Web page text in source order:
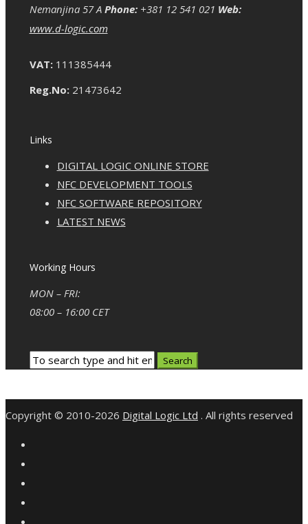
Nemanjina 57 A Phone:+381 12 541 021 Web:
www.d-logic.com
VAT:111385444
Reg.No:21473642
Links
DIGITAL LOGIC ONLINE STORE
NFC DEVELOPMENT TOOLS
NFC SOFTWARE REPOSITORY
LATEST NEWS
Working Hours
MON – FRI:
08:00 – 16:00 CET
Copyright © 2010-2026 Digital Logic Ltd . All rights reserved